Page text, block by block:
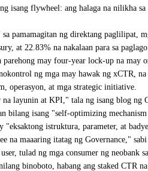
isang flywheel: ang halaga na nilikha
ng direktang paglilipat,
at 22.83% na nakalaan para sa
parehong may four-year lock-up na may
ng mga may hawak ng xCTR,
operasyon, at mga strategic initiative.
na layunin at KPI," tala ng isang blog ng
isang "self-optimizing
istruktura, parameter, at
maaaring itatag ng Governance,"
tulad ng mga consumer ng neobank
binoboto, habang ang staked CTR